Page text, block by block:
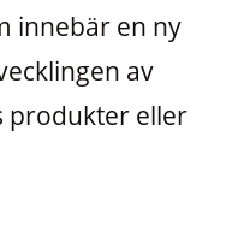
innebär en ny
av
produkter eller